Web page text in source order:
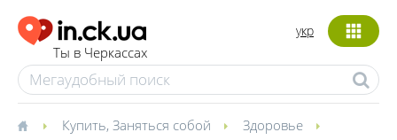
Ты в Черкассах
укр
Купить, Заняться собой
Здоровье